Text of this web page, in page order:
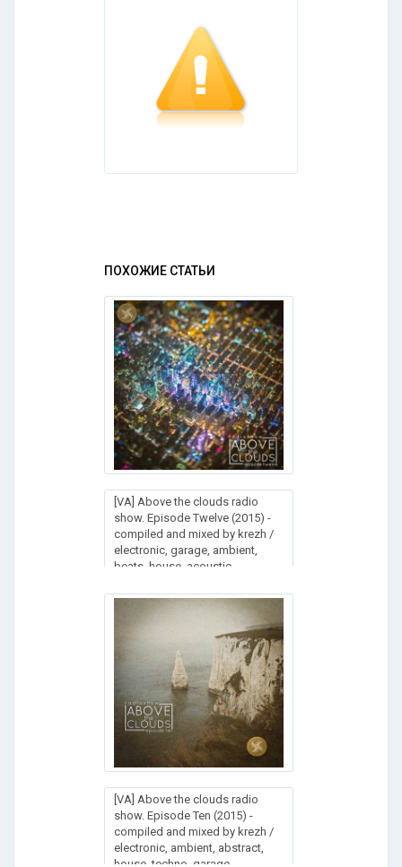
ПОХОЖИЕ СТАТЬИ
[VA] Above the clouds radio
show. Episode Twelve (2015) -
compiled and mixed by krezh /
electronic, garage, ambient,
beats, house, acoustic
[VA] Above the clouds radio
show. Episode Ten (2015) -
compiled and mixed by krezh /
electronic, ambient, abstract,
house, techno, garage